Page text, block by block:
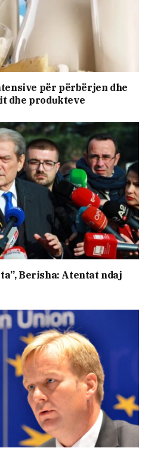
për përbërjen dhe
dhe produkteve
Berisha: Atentat ndaj